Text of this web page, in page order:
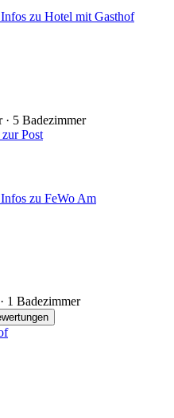
zu Hotel mit Gasthof
· 5 Badezimmer
Post
zu FeWo Am
1 Badezimmer